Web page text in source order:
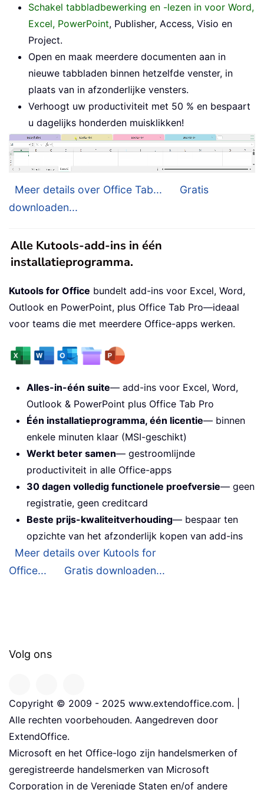
Schakel tabbladbewerking en -lezen in voor Word,
Excel, PowerPoint, Publisher, Access, Visio en
Project.
Open en maak meerdere documenten aan in
nieuwe tabbladen binnen hetzelfde venster, in
plaats van in afzonderlijke vensters.
Verhoogt uw productiviteit met 50 % en bespaart
u dagelijks honderden muisklikken!
Meer details over Office Tab...
Gratis
downloaden...
Alle Kutools-add-ins in één
installatieprogramma.
Kutools for Office bundelt add-ins voor Excel, Word,
Outlook en PowerPoint, plus Office Tab Pro—ideaal
voor teams die met meerdere Office-apps werken.
Alles-in-één suite— add-ins voor Excel, Word,
Outlook & PowerPoint plus Office Tab Pro
Één installatieprogramma, één licentie— binnen
enkele minuten klaar (MSI-geschikt)
Werkt beter samen— gestroomlijnde
productiviteit in alle Office-apps
30 dagen volledig functionele proefversie— geen
registratie, geen creditcard
Beste prijs-kwaliteitverhouding— bespaar ten
opzichte van het afzonderlijk kopen van add-ins
Meer details over Kutools for
Office...
Gratis downloaden...
Volg ons
Copyright © 2009 - 2025 www.extendoffice.com. |
Alle rechten voorbehouden. Aangedreven door
ExtendOffice.
Microsoft en het Office-logo zijn handelsmerken of
geregistreerde handelsmerken van Microsoft
Corporation in de Verenigde Staten en/of andere